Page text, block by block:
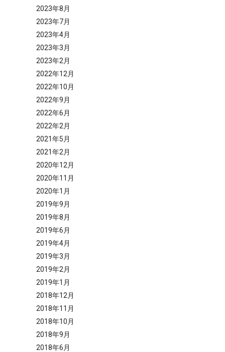
2023年8月
2023年7月
2023年4月
2023年3月
2023年2月
2022年12月
2022年10月
2022年9月
2022年6月
2022年2月
2021年5月
2021年2月
2020年12月
2020年11月
2020年1月
2019年9月
2019年8月
2019年6月
2019年4月
2019年3月
2019年2月
2019年1月
2018年12月
2018年11月
2018年10月
2018年9月
2018年6月